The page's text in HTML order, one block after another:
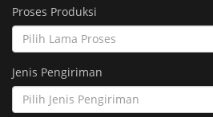
Proses Produksi
Pilih Lama Proses
Jenis Pengiriman
Pilih Jenis Pengiriman